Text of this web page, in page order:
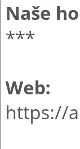
Naše
***
Web:
https://